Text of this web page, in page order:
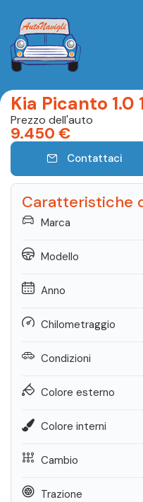
Kia Picanto
Prezzo dell'auto
9.450 €
Contattaci
Caratteristiche
Marca
Modello
Anno
Chilometraggio
Condizioni
Colore esterno
Colore interni
Cambio
Trazione